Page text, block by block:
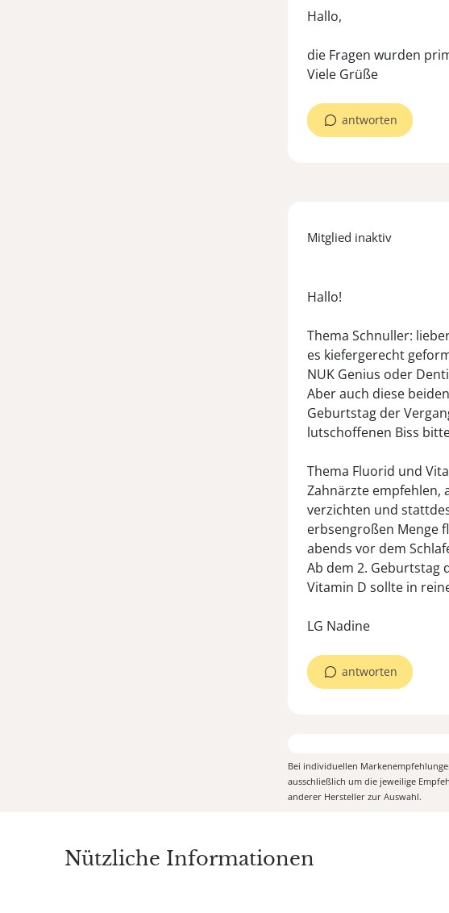
Hallo,
die Fragen wurden
Viele Grüße
antworten
Mitglied inaktiv
Hallo!
Thema Schnuller:
es kiefergerecht
NUK Genius oder
Aber auch diese
Geburtstag der
lutschoffenen Biss
Thema Fluorid und
Zahnärzte empfehlen,
verzichten und
erbsengroßen Menge
abends vor dem
Ab dem 2. Geburtstag
Vitamin D sollte in
LG Nadine
antworten
Bei individuellen
ausschließlich um die jeweilige
anderer Hersteller zur Auswahl.
Nützliche Informationen